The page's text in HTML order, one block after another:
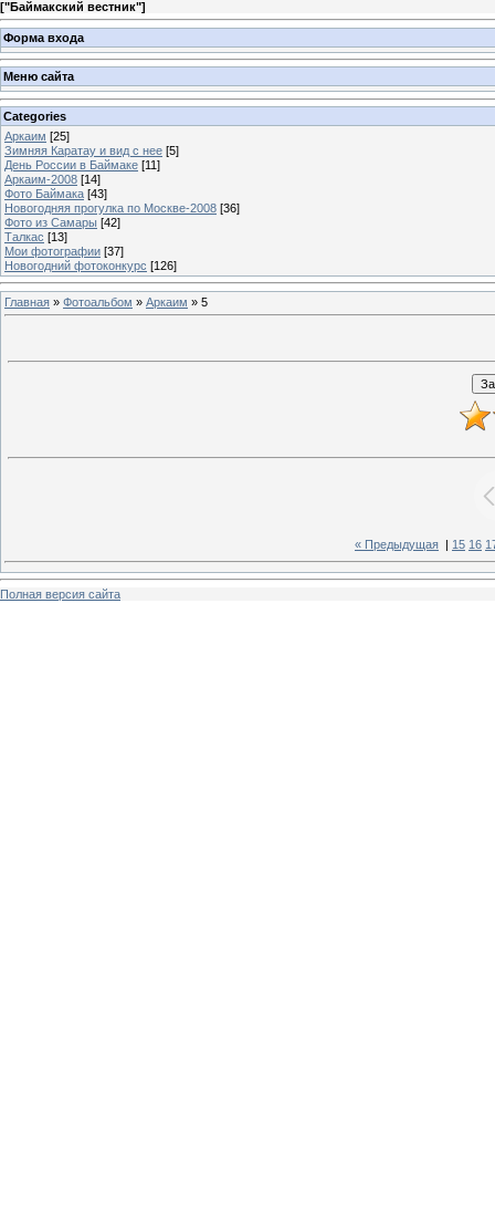
["Баймакский вестник"]
Форма входа
Меню сайта
Categories
Аркаим [25]
Зимняя Каратау и вид с нее [5]
День России в Баймаке [11]
Аркаим-2008 [14]
Фото Баймака [43]
Новогодняя прогулка по Москве-2008 [36]
Фото из Самары [42]
Талкас [13]
Мои фотографии [37]
Новогодний фотоконкурс [126]
Главная » Фотоальбом » Аркаим » 5
« Предыдущая 15 16
Полная версия сайта